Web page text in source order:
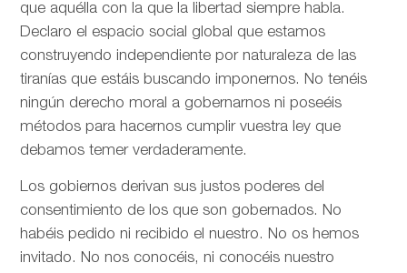
que aquélla con la que la libertad siempre habla.
Declaro el espacio social global que estamos
construyendo independiente por naturaleza de las
tiranías que estáis buscando imponernos. No tenéis
ningún derecho moral a gobernarnos ni poseéis
métodos para hacernos cumplir vuestra ley que
debamos temer verdaderamente.
Los gobiernos derivan sus justos poderes del
consentimiento de los que son gobernados. No
habéis pedido ni recibido el nuestro. No os hemos
invitado. No nos conocéis, ni conocéis nuestro